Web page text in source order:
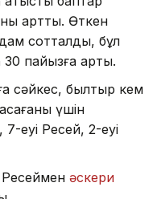
артты. Өткен
сотталды, бұл
пайызға артық.
сәйкес, былтыр кем
үшін
еуі Ресей, 2-еуі
Ресеймен әскери